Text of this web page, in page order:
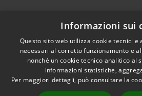
RSS
Accessibilità
Informazioni sui
Questo sito web utilizza cookie tecnici
necessari al corretto funzionamento e
nonché un cookie tecnico analitico al
informazioni statistiche,
Per maggiori dettagli, può consultare la